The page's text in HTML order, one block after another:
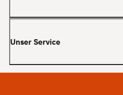
Master
MBA
Unser Service
Bewerbung und Zulassung